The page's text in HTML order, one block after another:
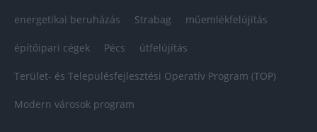
energetikai beruházás Strabag műemlékfelújítás
építőipari cégek Pécs útfelújítás
Terület- és Településfejlesztési Operatív Program (TOP)
Modern városok program